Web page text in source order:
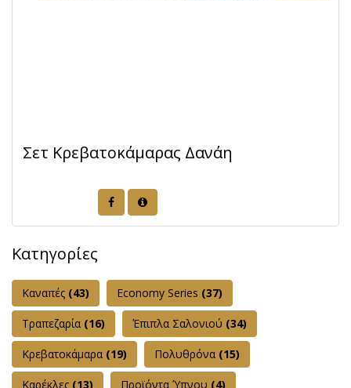
Σετ Κρεβατοκάμαρας Δανάη
Κατηγορίες
Καναπές (43) Εconomy Series (37)
Τραπεζαρία (16) Έπιπλα Σαλονιού (34)
Κρεβατοκάμαρα (19) Πολυθρόνα (15)
Καρέκλες (13) Προϊόντα Ύπνου (4)